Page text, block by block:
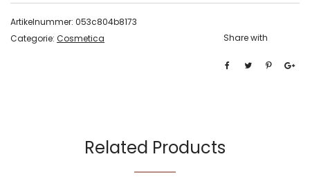
Artikelnummer: 053c804b8173
Categorie: Cosmetica Share with
Related Products